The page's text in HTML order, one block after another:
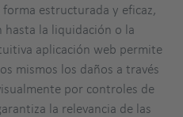
estructurada y eficaz,
la liquidación o la
aplicación web permite
mismos los daños a través
por controles de
la relevancia de las